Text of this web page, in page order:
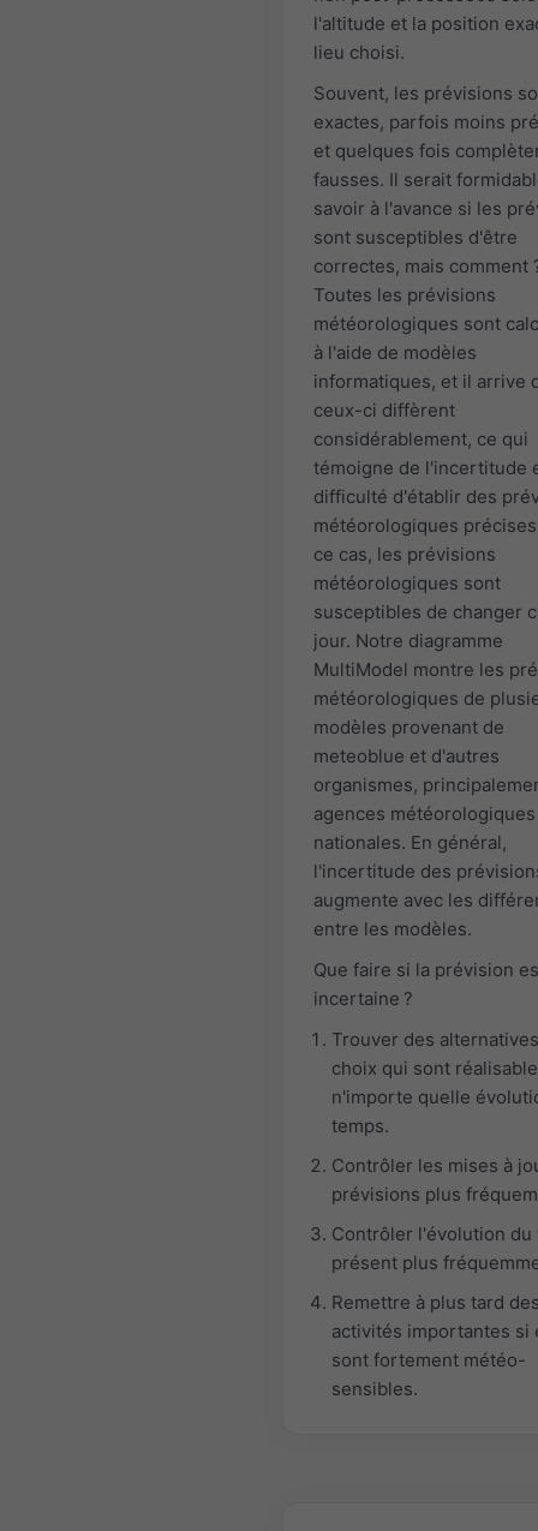
l'altitude et la position
lieu choisi.
Souvent, les prévisions
exactes, parfois moins
et quelques fois
fausses. Il serait
savoir à l'avance si les
sont susceptibles d'être
correctes, mais comment
Toutes les prévisions
météorologiques sont
à l'aide de modèles
informatiques, et il arrive
ceux-ci diffèrent
considérablement, ce qui
témoigne de l'incertitude
difficulté d'établir des
météorologiques
ce cas, les prévisions
météorologiques sont
susceptibles de changer
jour. Notre diagramme
MultiModel montre les
météorologiques de
modèles provenant de
meteoblue et d'autres
organismes,
agences météorologiques
nationales. En général,
l'incertitude des
augmente avec les
entre les modèles.
Que faire si la prévision
incertaine ?
Trouver des
choix qui sont
n'importe quelle
temps.
Contrôler les mises à
prévisions plus
Contrôler l'évolution du
présent plus
Remettre à plus tard
activités importantes si
sont fortement météo-
sensibles.